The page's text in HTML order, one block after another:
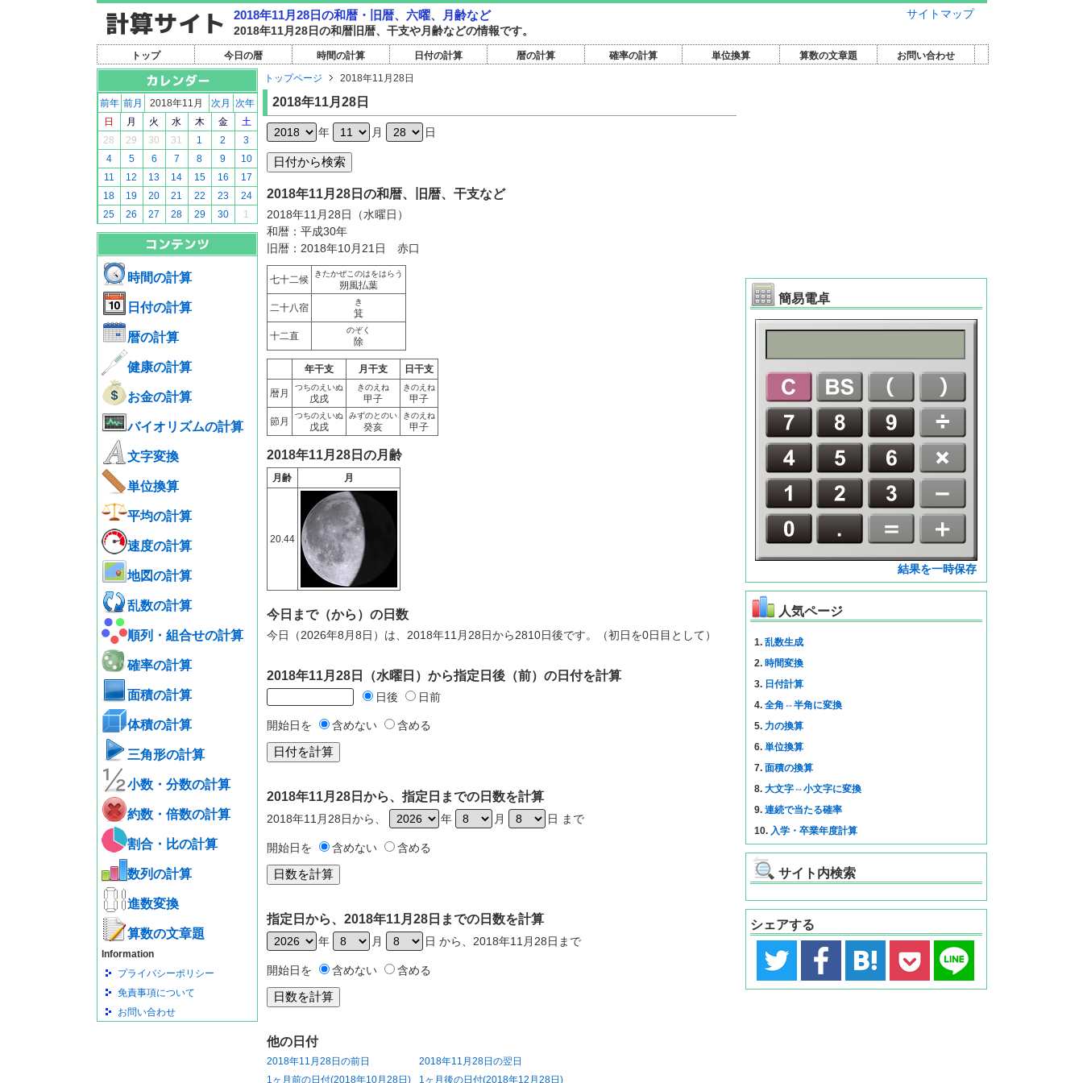
サイトマップ
2018年11月28日の和暦・旧暦、六曜、月齢など
2018年11月28日の和暦旧暦、干支や月齢などの情報です。
トップ 今日の暦 時間の計算 日付の計算 暦の計算 確率の計算 単位換算 算数の文章題 お問い合わせ
前年 前月 2018年11月 次月
次年
日
月 火 水 木 金
土
28
29 30 31 1 2
3
4
5 6 7 8 9
10
11
12 13 14 15 16
17
18
19 20 21 22 23
24
25
26 27 28 29 30 1
時間の計算
日付の計算
暦の計算
健康の計算
お金の計算
バイオリズムの計算
文字変換
単位換算
平均の計算
速度の計算
地図の計算
乱数の計算
順列・組合せの計算
確率の計算
面積の計算
体積の計算
三角形の計算
小数・分数の計算
約数・倍数の計算
割合・比の計算
数列の計算
進数変換
算数の文章題
Information
プライバシーポリシー
免責事項について
お問い合わせ
トップページ 2018年11月28日
2018年11月28日
年 月 日
2018年11月28日の和暦、旧暦、干支など
2018年11月28日（水曜日）
和暦：平成30年
旧暦：2018年10月21日 赤口
七十二候
きたかぜこのはをはらう
朔風払葉
二十八宿
き
箕
十二直
のぞく
除
年干支 月干支 日干支
暦月
つちのえいぬ
戊戌
きのえね
甲子
きのえね
甲子
節月
つちのえいぬ
戊戌
みずのとのい
癸亥
きのえね
甲子
2018年11月28日の月齢
月齢 月
20.44
今日まで（から）の日数
今日（2026年8月8日）は、2018年11月28日から2810日後です。（初日を0日目として）
2018年11月28日（水曜日）から指定日後（前）の日付を計算
日後 日前
開始日を 含めない 含める
2018年11月28日から、指定日までの日数を計算
2018年11月28日から、 年 月 日 まで
開始日を 含めない 含める
指定日から、2018年11月28日までの日数を計算
年 月 日 から、2018年11月28日まで
開始日を 含めない 含める
他の日付
2018年11月28日の前日
2018年11月28日の翌日
1ヶ月前の日付(2018年10月28日)
1ヶ月後の日付(2018年12月28日)
簡易電卓
結果を一時保存
人気ページ
1. 乱数生成
2. 時間変換
3. 日付計算
4. 全角⇔半角に変換
5. 力の換算
6. 単位換算
7. 面積の換算
8. 大文字⇔小文字に変換
9. 連続で当たる確率
10. 入学・卒業年度計算
サイト内検索
シェアする